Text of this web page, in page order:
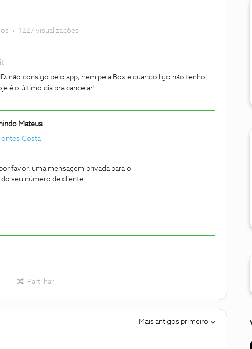
1227 visualizações
não consigo pelo app, nem pela Box e quando ligo não tenho
é o último dia pra cancelar!
Mateus
Costa
favor, uma mensagem privada para o
seu número de cliente.
Partilhar
Mais antigos primeiro